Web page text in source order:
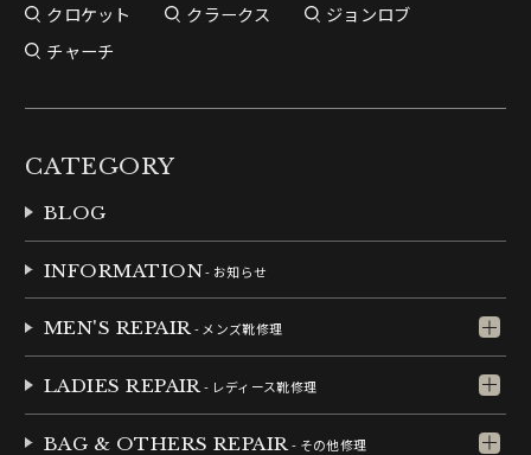
クロケット
クラークス
ジョンロブ
チャーチ
CATEGORY
BLOG
INFORMATION- お知らせ
MEN'S REPAIR- メンズ靴修理
LADIES REPAIR- レディース靴修理
BAG & OTHERS REPAIR - その他修理